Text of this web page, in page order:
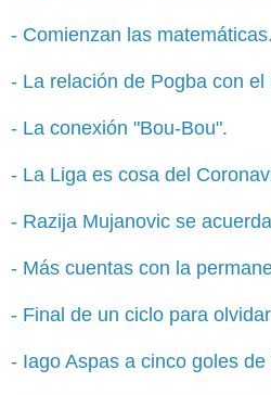
- Comienzan las matemáticas.
- La relación de Pogba con el
- La conexión "Bou-Bou".
- La Liga es cosa del
- Razija Mujanovic se
- Más cuentas con la
- Final de un ciclo para
- Iago Aspas a cinco goles